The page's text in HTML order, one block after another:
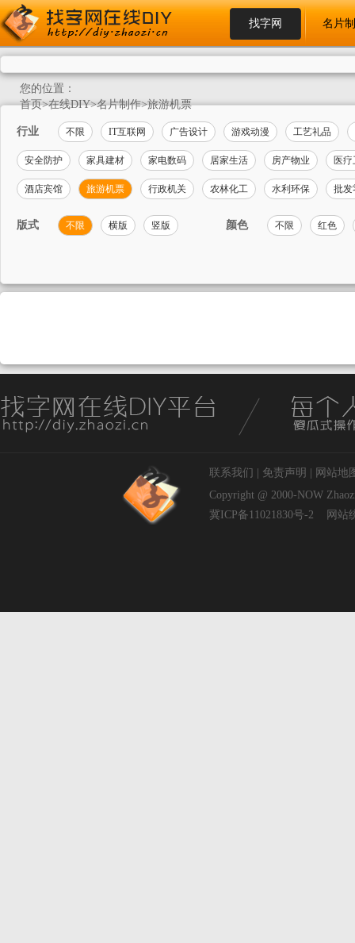
找字网 名片
您的位置：
首页>在线DIY>名片制作>旅游机票
行业 不限 IT互联网 广告设计 游戏动漫 工艺礼品
安全防护 家具建材 家电数码 居家生活 房产物业 医
酒店宾馆 旅游机票 行政机关 农林化工 水利环保 批发
版式 不限 横版 竖版 颜色 不限 红色
联系我们 免责声明
网站地
Copyright @ 2000-NOW
冀ICP备11021830号-2
网站